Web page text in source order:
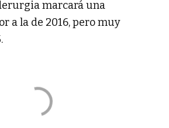
marcará una
a la de 2016, pero muy